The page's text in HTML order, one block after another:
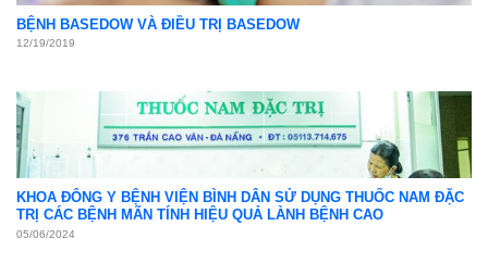
BỆNH BASEDOW VÀ ĐIỀU TRỊ BASEDOW
12/19/2019
KHOA ĐÔNG Y BỆNH VIỆN BÌNH DÂN SỬ DỤNG THUỐC NAM ĐẶC
TRỊ CÁC BỆNH MÃN TÍNH HIỆU QUẢ LÀNH BỆNH CAO
05/06/2024